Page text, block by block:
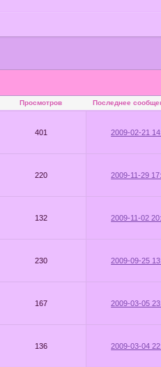
Просмотров Последнее
401 2009-02-21
220 2009-11-29
132 2009-11-02
230 2009-09-25
167 2009-03-05
136 2009-03-04